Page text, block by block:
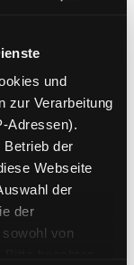
und
zur Verarbeitung
Adressen).
Betrieb der
Webseite
der
der
von
anzeigen
Suche nach